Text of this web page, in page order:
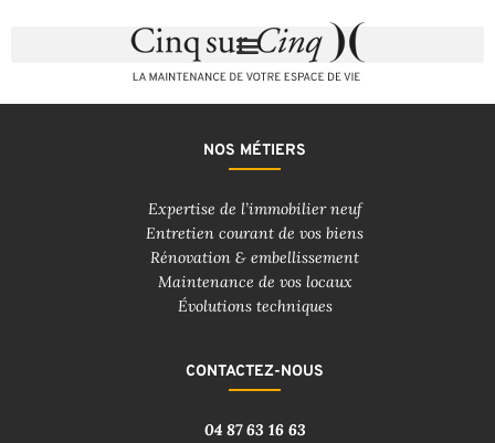
NOS MÉTIERS
Expertise de l’immobilier neuf
Entretien courant de vos biens
Rénovation & embellissement
Maintenance de vos locaux
Évolutions techniques
CONTACTEZ-NOUS
04 87 63 16 63